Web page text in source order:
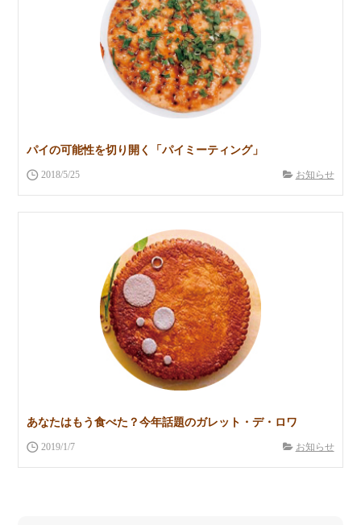
パイの可能性を切り開く「パイミーティング」
2018/5/25 お知らせ
あなたはもう食べた？今年話題のガレット・デ・ロワ
2019/1/7 お知らせ